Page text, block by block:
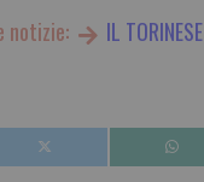
notizie: IL TORINESE